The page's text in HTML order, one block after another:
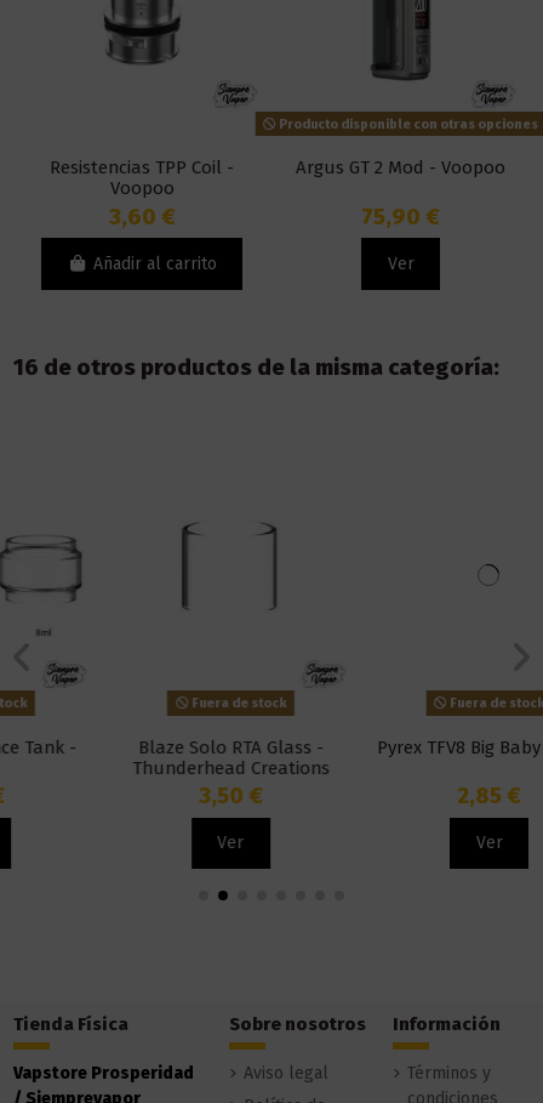
Resistencias TPP Coil -
Voopoo
3,60 €
Añadir al carrito
Producto disponible con otras opciones
Argus GT 2 Mod - Voopoo
75,90 €
Ver
16 de otros productos de la misma categoría:
Fuera de stock
Blaze Solo RTA Glass -
Thunderhead Creations
Fuera de stock
Pyrex TFV8 Big Baby - Smok
Tienda Física
Vapstore Prosperidad
/ Siemprevapor
Sobre nosotros
Aviso legal
Información
Términos y
condiciones